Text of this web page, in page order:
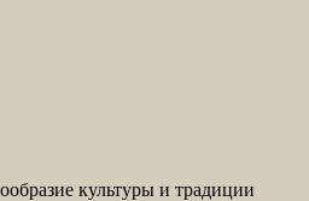
культуры и традиции